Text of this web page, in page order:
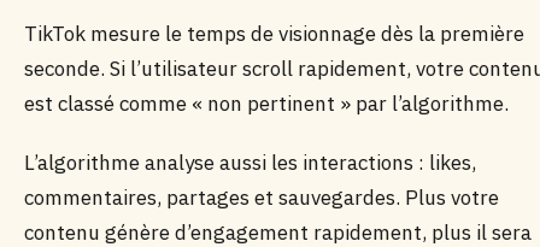
TikTok mesure le temps de visionnage dès la première
seconde. Si l’utilisateur scroll rapidement, votre
est classé comme « non pertinent » par l’algorithme.
L’algorithme analyse aussi les interactions : likes,
commentaires, partages et sauvegardes. Plus votre
contenu génère d’engagement rapidement, plus il sera